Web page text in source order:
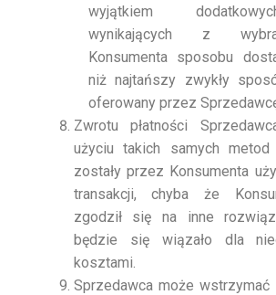
wyjątkiem
wynikających z
Konsumenta sposobu
niż najtańszy zwykły
oferowany przez
Zwrotu płatności
użyciu takich samych metod
zostały przez Konsumenta
transakcji, chyba że
zgodził się na inne
będzie się wiązało dla
kosztami.
Sprzedawca może